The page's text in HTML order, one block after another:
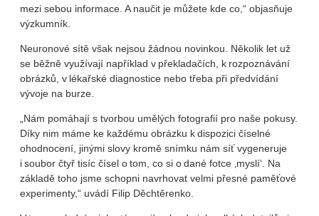
mezi sebou informace. A naučit je můžete kde co,“ objasňuje
výzkumník.
Neuronové sítě však nejsou žádnou novinkou. Několik let už
se běžně využívají například v překladačích, k rozpoznávání
obrázků, v lékařské diagnostice nebo třeba při předvídání
vývoje na burze.
„Nám pomáhají s tvorbou umělých fotografií pro naše pokusy.
Díky nim máme ke každému obrázku k dispozici číselné
ohodnocení, jinými slovy kromě snímku nám síť vygeneruje
i soubor čtyř tisíc čísel o tom, co si o dané fotce ‚myslí‘. Na
základě toho jsme schopni navrhovat velmi přesné paměťové
experimenty,“ uvádí Filip Děchtěrenko.